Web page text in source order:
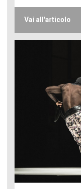
Vai all'articolo